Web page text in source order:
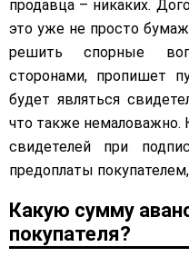
продавца – никаких.
это уже не просто
решить спорные
сторонами, пропишет
будет являться
что также немаловажно.
свидетелей при
предоплаты
Какую сумму
покупателя?